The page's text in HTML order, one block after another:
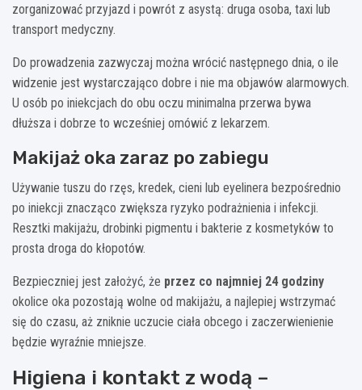
zorganizować przyjazd i powrót z asystą: druga osoba, taxi lub
transport medyczny.
Do prowadzenia zazwyczaj można wrócić następnego dnia, o ile
widzenie jest wystarczająco dobre i nie ma objawów alarmowych.
U osób po iniekcjach do obu oczu minimalna przerwa bywa
dłuższa i dobrze to wcześniej omówić z lekarzem.
Makijaż oka zaraz po zabiegu
Używanie tuszu do rzęs, kredek, cieni lub eyelinera bezpośrednio
po iniekcji znacząco zwiększa ryzyko podrażnienia i infekcji.
Resztki makijażu, drobinki pigmentu i bakterie z kosmetyków to
prosta droga do kłopotów.
Bezpieczniej jest założyć, że przez co najmniej 24 godziny
okolice oka pozostają wolne od makijażu, a najlepiej wstrzymać
się do czasu, aż zniknie uczucie ciała obcego i zaczerwienienie
będzie wyraźnie mniejsze.
Higiena i kontakt z wodą –